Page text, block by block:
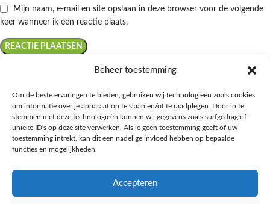
Beheer toestemming
Om de beste ervaringen te bieden, gebruiken wij technologieën zoals cookies
om informatie over je apparaat op te slaan en/of te raadplegen. Door in te
stemmen met deze technologieën kunnen wij gegevens zoals surfgedrag of
unieke ID's op deze site verwerken. Als je geen toestemming geeft of uw
toestemming intrekt, kan dit een nadelige invloed hebben op bepaalde
functies en mogelijkheden.
Accepteren
Mijn naam, e-mail en site opslaan in deze browser voor de volgende
keer wanneer ik een reactie plaats.
Ontdek de beste keto-vriendelijke keuzes van Albert Heijn, verrijk je
kennis met onze diepgaande blogs over het keto-dieet, en deel jouw
favoriete keto recepten in onze bruisende online gemeenschap!